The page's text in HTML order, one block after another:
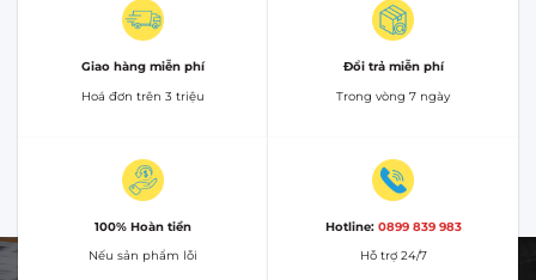
Giao hàng miễn phí
Hoá đơn trên 3 triệu
Đổi trả miễn phí
Trong vòng 7 ngày
100% Hoàn tiền
Nếu sản phẩm lỗi
Hotline: 0899 839 983
Hỗ trợ 24/7